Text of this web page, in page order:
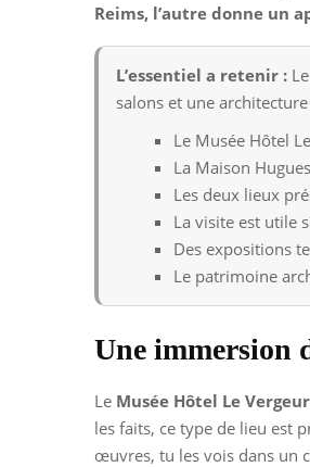
Reims, l’autre donne un
L’essentiel a retenir :
salons et une
Le Musée Hôtel
La Maison
Les deux lieux
La visite est utile
Des expositions
Le patrimoine
Une immersion
Le Musée Hôtel Le Vergeur
les faits, ce type de lieu est
œuvres, tu les vois dans un